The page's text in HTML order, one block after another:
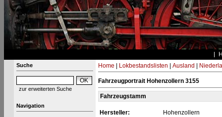
Suche
zur erweiterten Suche
Navigation
Home Lokbestandslisten Ausland
Fahrzeugportrait Hohenzollern 3155
Fahrzeugstamm
Hersteller:
Hohenzollern